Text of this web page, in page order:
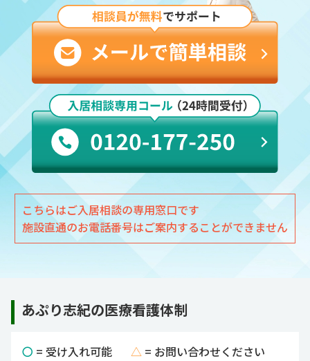
こちらはご入居相談の専用窓口です
施設直通のお電話番号はご案内することができません
あぷり志紀の医療看護体制
〇 = 受け入れ可能 △ = お問い合わせください